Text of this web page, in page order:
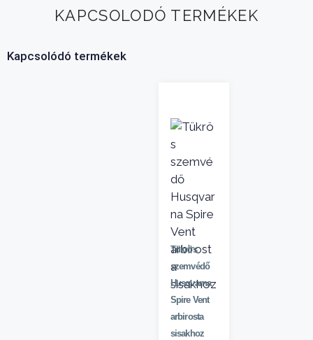
KAPCSOLODÓ TERMÉKEK
Kapcsolódó termékek
Tükrös
szemvédő
Husqvarna
Spire Vent
arbirosta
sisakhoz